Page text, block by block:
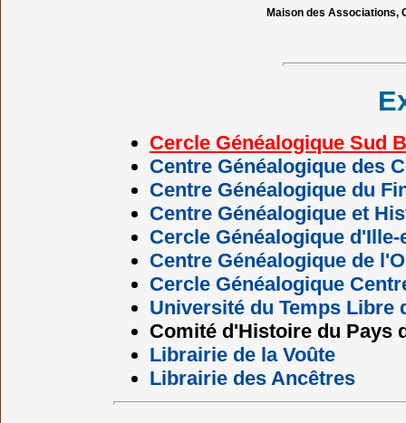
Maison des Associations,
Cercle Généalogique Sud
Centre Généalogique des
Centre Généalogique du
Centre Généalogique et
Cercle Généalogique d'Ille-
Centre Généalogique de
Cercle Généalogique
Université du Temps Libre
Comité d'Histoire du Pays
Librairie de la Voûte
Librairie des Ancêtres